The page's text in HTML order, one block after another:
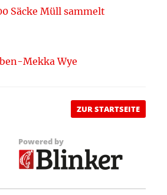
Säcke Müll sammelt
Mekka Wye
ZUR STARTSEITE
Powered by